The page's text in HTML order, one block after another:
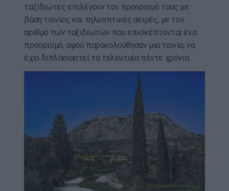
ταξιδιώτες επιλέγουν τον προορισμό τους με
βάση ταινίες και τηλεοπτικές σειρές, με τον
αριθμό των ταξιδιωτών που επισκέπτονται ένα
προορισμό, αφού παρακολούθησαν μια ταινία, να
έχει διπλασιαστεί τα τελευταία πέντε χρόνια.